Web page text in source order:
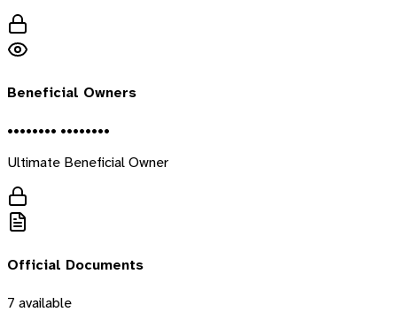
Beneficial Owners
•••••••• ••••••••
Ultimate Beneficial Owner
Official Documents
7 available